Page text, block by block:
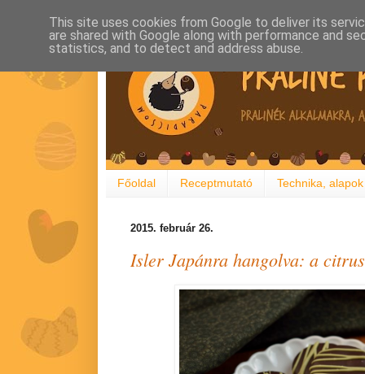
Főoldal Receptmutató Technika, alapok
2015. február 26.
Isler Japánra hangolva: a
This site uses cookies from Google to deliver its
are shared with Google along with performance and
statistics, and to detect and address abuse.